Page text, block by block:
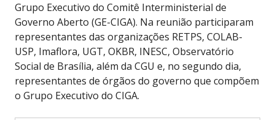
Grupo Executivo do Comitê Interministerial de
Governo Aberto (GE-CIGA). Na reunião participaram
representantes das organizações RETPS, COLAB-
USP, Imaflora, UGT, OKBR, INESC, Observatório
Social de Brasília, além da CGU e, no segundo dia,
representantes de órgãos do governo que compõem
o Grupo Executivo do CIGA.